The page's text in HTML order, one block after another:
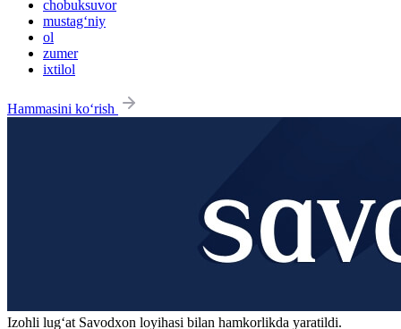
chobuksuvor
mustag‘niy
ol
zumer
ixtilol
Hammasini ko‘rish
Izohli lugʻat Savodxon loyihasi bilan hamkorlikda yaratildi.